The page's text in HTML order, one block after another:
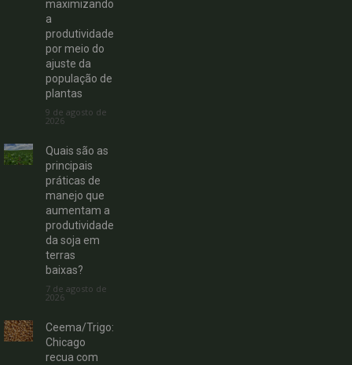
maximizando
a
produtividade
por meio do
ajuste da
população de
plantas
9 de agosto de
2026
Quais são as
principais
práticas de
manejo que
aumentam a
produtividade
da soja em
terras
baixas?
7 de agosto de
2026
Ceema/Trigo:
Chicago
recua com